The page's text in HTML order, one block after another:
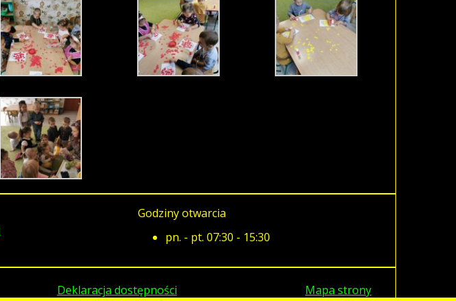
Godziny otwarcia
pn. - pt. 07:30 - 15:30
Deklaracja dostępności Mapa strony